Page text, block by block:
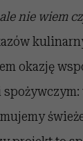
nie wiem
okazję